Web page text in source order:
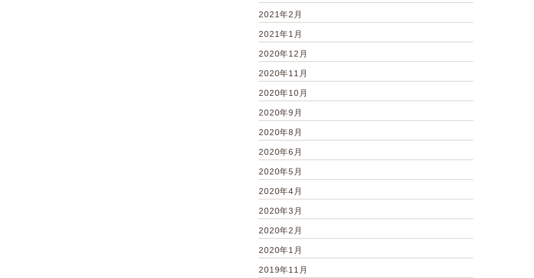
2021年2月
2021年1月
2020年12月
2020年11月
2020年10月
2020年9月
2020年8月
2020年6月
2020年5月
2020年4月
2020年3月
2020年2月
2020年1月
2019年11月